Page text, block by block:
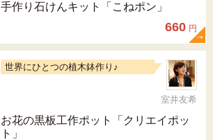
手作り石けんキット「こねポン」
660 円
世界にひとつの植木鉢作り♪
室井友希
お花の黒板工作ポット「クリエイポッ
ト」